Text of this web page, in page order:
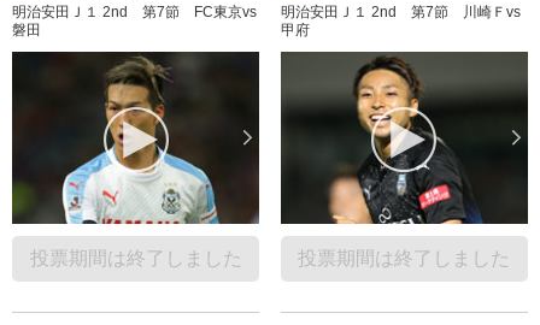
明治安田Ｊ１ 2nd 第7節 FC東京vs
磐田
投票期間は終了しました
明治安田Ｊ１ 2nd 第7節 川崎Ｆvs
甲府
投票期間は終了しました